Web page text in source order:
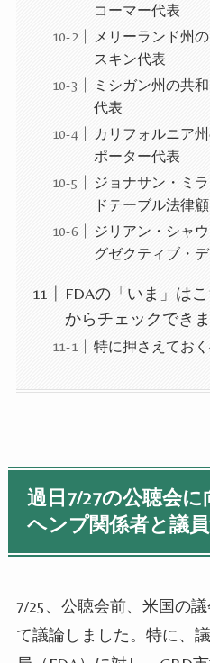
コーマー代表
メリーランド州
スキン代表
ミシガン州の共
代表
カリフォルニア
ポーター代表
ジョナサン・ミ
ドテーブル法律
ジリアン・シャ
グゼクティブ・
FDAの「いま」は
からチェックでき
特に押さえてお
過日7/27の公聴会
ヘンプ関係者と議
7/25、公聴会前、 米国の
て議論しました。特に、